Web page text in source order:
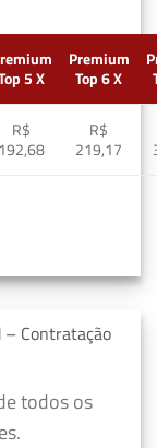
5 X
Premium
Top 6 X
R$
192,68
R$
219,17
– Contratação
todos os